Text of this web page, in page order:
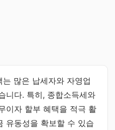
많은 납세자와 자영업
니다. 특히, 종합소득세와
이자 할부 혜택을 적극 활
유동성을 확보할 수 있습